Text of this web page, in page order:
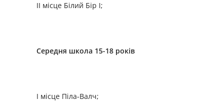
II місце Білий Бір I;
Середня школа 15-18 років
I місце Піла-Валч;